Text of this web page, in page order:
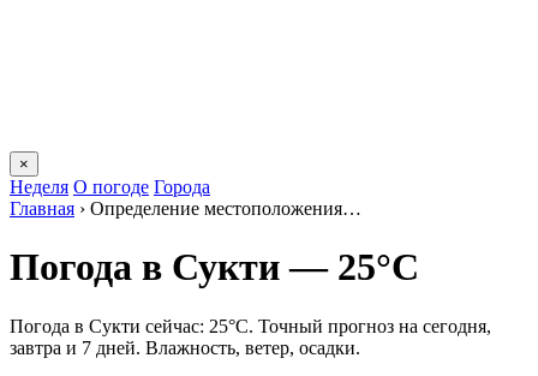
×
Неделя О погоде Города
Главная › Определение местоположения…
Погода в Сукти — 25°C
Погода в Сукти сейчас: 25°C. Точный прогноз на сегодня,
завтра и 7 дней. Влажность, ветер, осадки.